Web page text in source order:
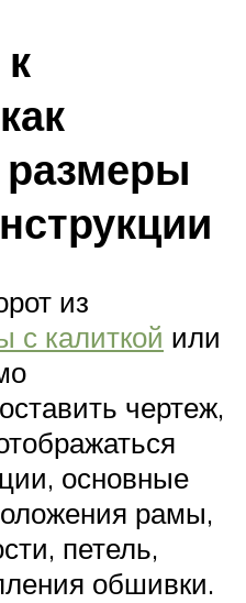
размеры
из
с калиткой или
чертеж,
основные
рамы,
петель,
обшивки.